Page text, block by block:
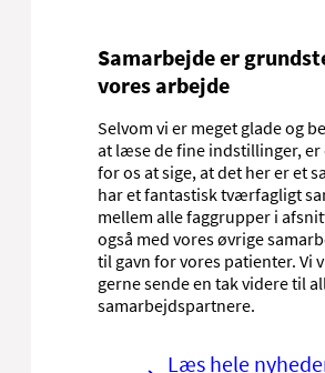
Samarbejde er
vores arbejde
Selvom vi er meget glade og
at læse de fine indstillinger, er
for os at sige, at det her er et
har et fantastisk tværfagligt
mellem alle faggrupper i
også med vores øvrige
til gavn for vores patienter. Vi
gerne sende en tak videre til
samarbejdspartnere.
Læs hele